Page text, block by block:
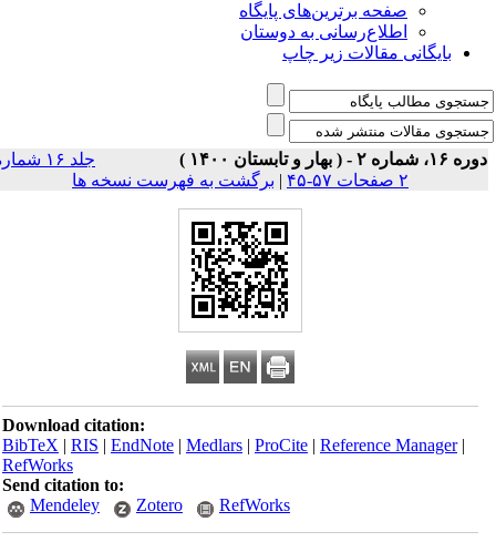
صفحه برترین‌های پایگاه
اطلاع‌رسانی به دوستان
بایگانی مقالات زیر چاپ
شماره ۲ - ( بهار و تابستان ۱۴۰۰ )
جلد ۱۶ شماره
|برگشت به فهرست نسخه ها
Download citation:
BibTeX|RIS|EndNote|Medlars|ProCite|Reference Manager
RefWorks
Send citation to:
Mendeley
Zotero RefWorks